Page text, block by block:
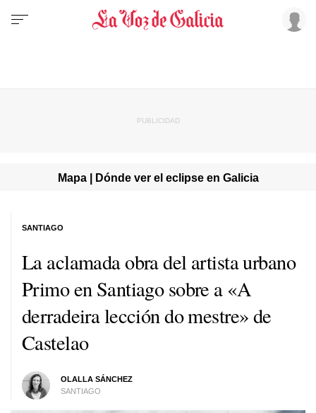
Mapa | Dónde ver el eclipse en Galicia
La aclamada obra del artista urbano
Primo en Santiago sobre a «A
derradeira lección do mestre» de
Castelao
OLALLA SÁNCHEZ
SANTIAGO
SANTIAGO